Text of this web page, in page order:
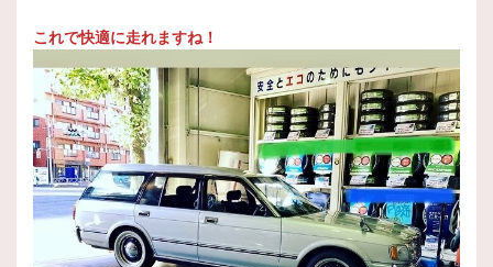
これで快適に走れますね！